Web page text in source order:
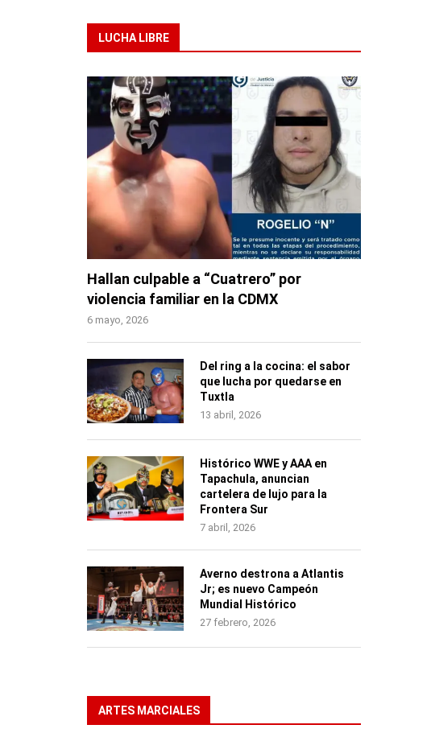
LUCHA LIBRE
Hallan culpable a “Cuatrero” por
violencia familiar en la CDMX
6 mayo, 2026
Del ring a la cocina: el sabor
que lucha por quedarse en
Tuxtla
13 abril, 2026
Histórico WWE y AAA en
Tapachula, anuncian
cartelera de lujo para la
Frontera Sur
7 abril, 2026
Averno destrona a Atlantis
Jr; es nuevo Campeón
Mundial Histórico
27 febrero, 2026
ARTES MARCIALES